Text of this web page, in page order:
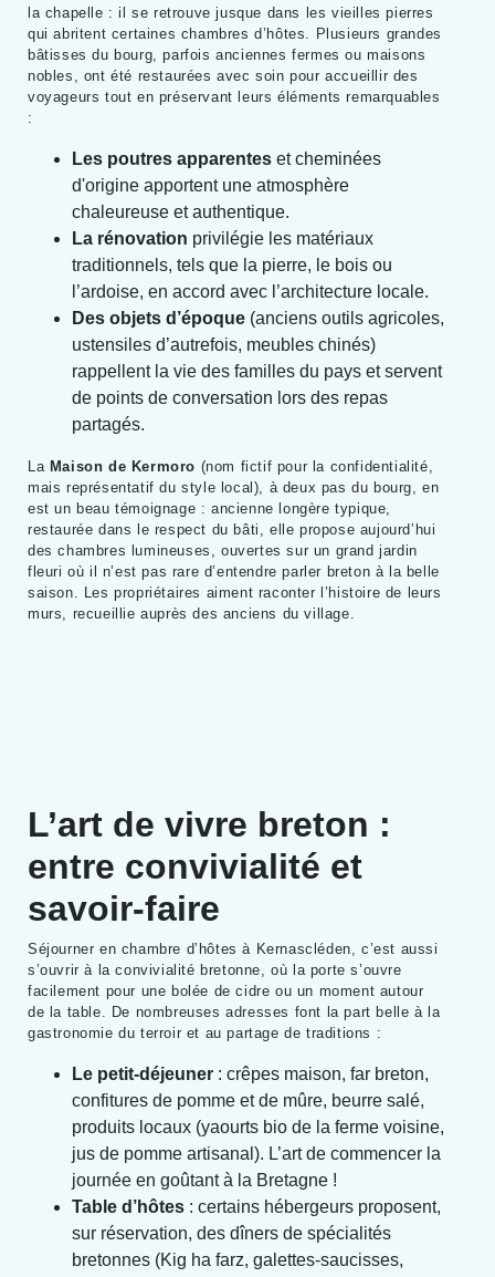
la chapelle : il se retrouve jusque dans les vieilles pierres
qui abritent certaines chambres d’hôtes. Plusieurs grandes
bâtisses du bourg, parfois anciennes fermes ou maisons
nobles, ont été restaurées avec soin pour accueillir des
voyageurs tout en préservant leurs éléments remarquables
:
Les poutres apparentes et cheminées
d'origine apportent une atmosphère
chaleureuse et authentique.
La rénovation privilégie les matériaux
traditionnels, tels que la pierre, le bois ou
l’ardoise, en accord avec l’architecture locale.
Des objets d’époque (anciens outils agricoles,
ustensiles d’autrefois, meubles chinés)
rappellent la vie des familles du pays et servent
de points de conversation lors des repas
partagés.
La Maison de Kermoro (nom fictif pour la confidentialité,
mais représentatif du style local), à deux pas du bourg, en
est un beau témoignage : ancienne longère typique,
restaurée dans le respect du bâti, elle propose aujourd’hui
des chambres lumineuses, ouvertes sur un grand jardin
fleuri où il n’est pas rare d’entendre parler breton à la belle
saison. Les propriétaires aiment raconter l’histoire de leurs
murs, recueillie auprès des anciens du village.
L’art de vivre breton :
entre convivialité et
savoir-faire
Séjourner en chambre d’hôtes à Kernascléden, c’est aussi
s’ouvrir à la convivialité bretonne, où la porte s’ouvre
facilement pour une bolée de cidre ou un moment autour
de la table. De nombreuses adresses font la part belle à la
gastronomie du terroir et au partage de traditions :
Le petit-déjeuner : crêpes maison, far breton,
confitures de pomme et de mûre, beurre salé,
produits locaux (yaourts bio de la ferme voisine,
jus de pomme artisanal). L’art de commencer la
journée en goûtant à la Bretagne !
Table d’hôtes : certains hébergeurs proposent,
sur réservation, des dîners de spécialités
bretonnes (Kig ha farz, galettes-saucisses,